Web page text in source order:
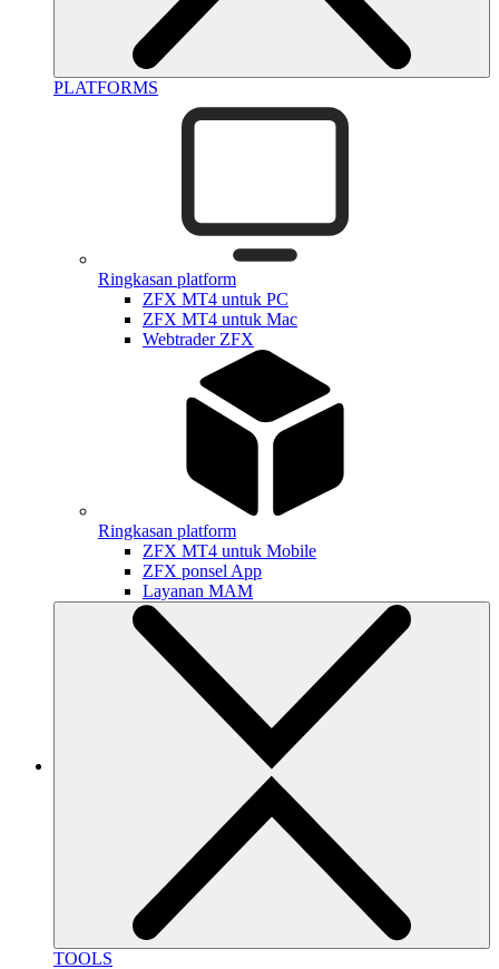
PLATFORMS
Ringkasan platform
ZFX MT4 untuk PC
ZFX MT4 untuk Mac
Webtrader ZFX
Ringkasan platform
ZFX MT4 untuk Mobile
ZFX ponsel App
Layanan MAM
TOOLS